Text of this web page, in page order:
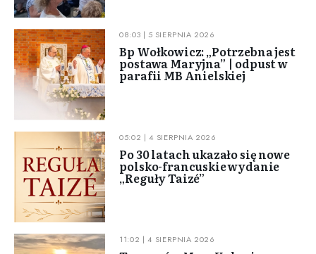
08:03 | 5 SIERPNIA 2026
Bp Wołkowicz: „Potrzebna jest
postawa Maryjna” | odpust w
parafii MB Anielskiej
05:02 | 4 SIERPNIA 2026
Po 30 latach ukazało się nowe
polsko-francuskie wydanie
„Reguły Taizé”
11:02 | 4 SIERPNIA 2026